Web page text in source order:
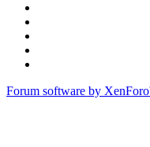
Forum software by